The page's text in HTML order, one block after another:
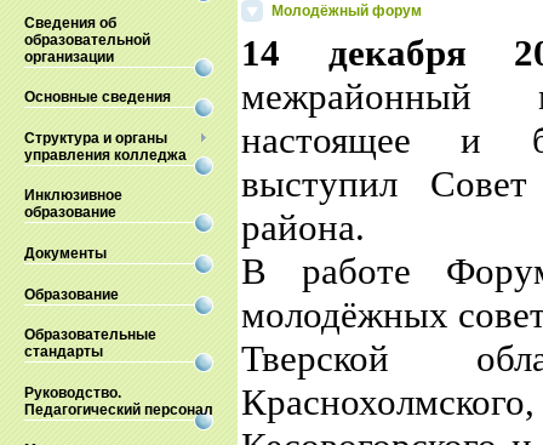
Сведения об
образовательной
организации
Основные сведения
Структура и органы
управления колледжа
Инклюзивное
образование
Документы
Образование
Образовательные
стандарты
Руководство.
Педагогический персонал
Молодёжный форум
14 декабря
межрайонный
настоящее и
выступил
района.
В работе
молодёжных
Тверской